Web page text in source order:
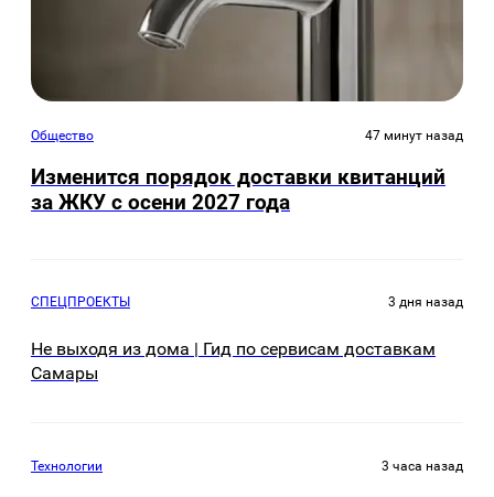
Общество 47 минут назад
Изменится порядок доставки квитанций
за ЖКУ с осени 2027 года
СПЕЦПРОЕКТЫ 3 дня назад
Не выходя из дома | Гид по сервисам доставкам
Самары
Технологии 3 часа назад